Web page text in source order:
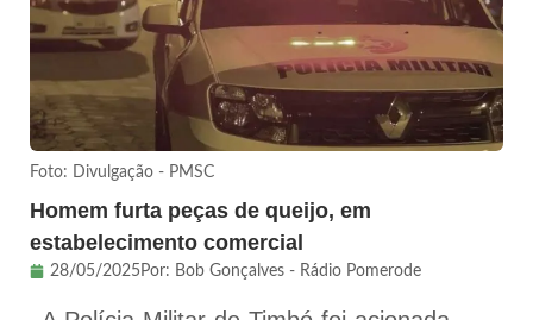
Foto: Divulgação - PMSC
Homem furta peças de queijo, em
estabelecimento comercial
28/05/2025Por: Bob Gonçalves - Rádio Pomerode